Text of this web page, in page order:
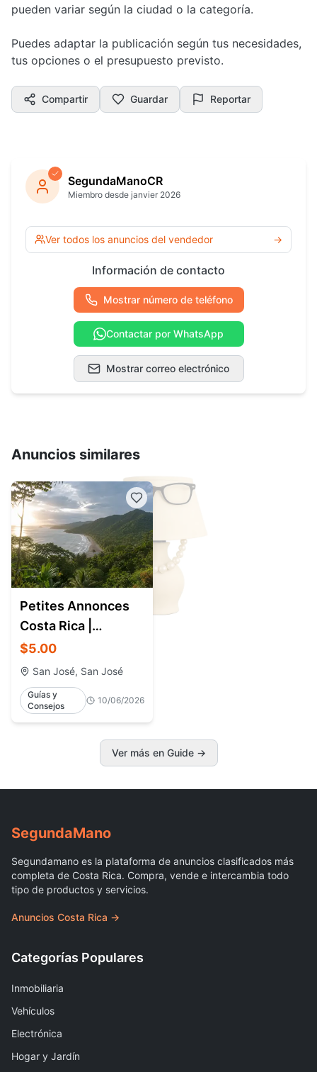
pueden variar según la ciudad o la categoría.
Puedes adaptar la publicación según tus necesidades,
tus opciones o el presupuesto previsto.
Compartir Guardar Reportar
SegundaManoCR
Miembro desde janvier 2026
Ver todos los anuncios del vendedor →
Información de contacto
Mostrar número de teléfono
Contactar por WhatsApp
Mostrar correo electrónico
Anuncios similares
Petites Annonces
Costa Rica |
Classified Ads &
Marketplace Costa
Rica
$5.00
San José, San José
Guías y
Consejos
10/06/2026
Ver más en Guide →
SegundaMano
Segundamano es la plataforma de anuncios clasificados más
completa de Costa Rica. Compra, vende e intercambia todo
tipo de productos y servicios.
Anuncios Costa Rica →
Categorías Populares
Inmobiliaria
Vehículos
Electrónica
Hogar y Jardín